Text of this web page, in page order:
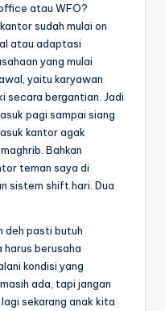
atau WFO?
sudah mulai on
atau adaptasi
yang mulai
yaitu karyawan
secara bergantian. Jadi
pagi sampai siang
kantor agak
Bahkan
teman saya di
sistem shift hari. Dua
deh pasti butuh
berusaha
kondisi yang
ada, tapi jangan
sekarang anak kita